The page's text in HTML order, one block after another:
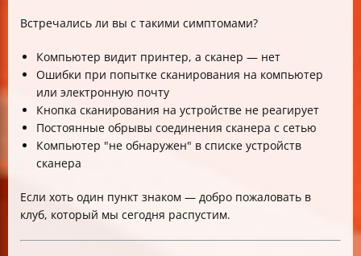
Встречались ли вы с такими симптомами?
Компьютер видит принтер, а сканер — нет
Ошибки при попытке сканирования на компьютер
или электронную почту
Кнопка сканирования на устройстве не реагирует
Постоянные обрывы соединения сканера с сетью
Компьютер "не обнаружен" в списке устройств
сканера
Если хоть один пункт знаком — добро пожаловать в
клуб, который мы сегодня распустим.